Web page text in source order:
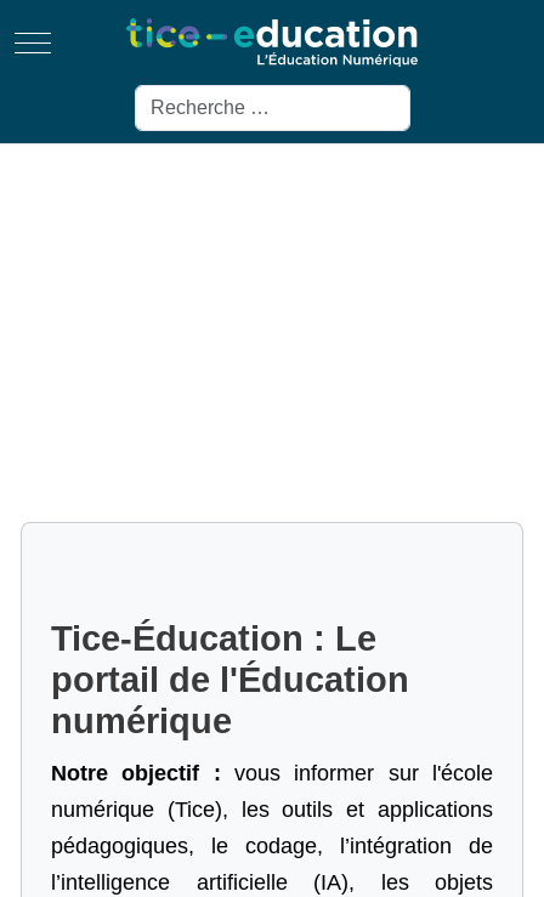
Mobile Menu Toggle
Rechercher
Tice-Éducation : Le
portail de l'Éducation
numérique
Notre objectif : vous informer sur l'école
numérique (Tice), les outils et applications
pédagogiques, le codage,
l’intégration de
l’intelligence artificielle (IA), les objets